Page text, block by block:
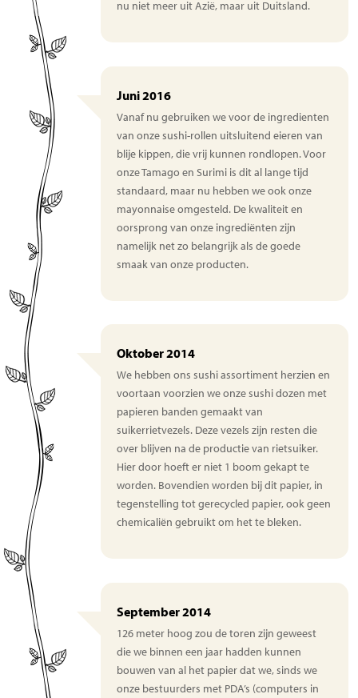
nu niet meer uit Azië, maar uit Duitsland.
Juni 2016
Vanaf nu gebruiken we voor de ingredienten
van onze sushi-rollen uitsluitend eieren van
blije kippen, die vrij kunnen rondlopen. Voor
onze Tamago en Surimi is dit al lange tijd
standaard, maar nu hebben we ook onze
mayonnaise omgesteld. De kwaliteit en
oorsprong van onze ingrediënten zijn
namelijk net zo belangrijk als de goede
smaak van onze producten.
Oktober 2014
We hebben ons sushi assortiment herzien en
voortaan voorzien we onze sushi dozen met
papieren banden gemaakt van
suikerrietvezels. Deze vezels zijn resten die
over blijven na de productie van rietsuiker.
Hier door hoeft er niet 1 boom gekapt te
worden. Bovendien worden bij dit papier, in
tegenstelling tot gerecycled papier, ook geen
chemicaliën gebruikt om het te bleken.
September 2014
126 meter hoog zou de toren zijn geweest
die we binnen een jaar hadden kunnen
bouwen van al het papier dat we, sinds we
onze bestuurders met PDA’s (computers in